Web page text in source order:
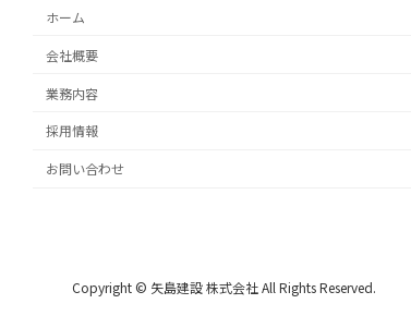
ホーム
会社概要
業務内容
採用情報
お問い合わせ
Copyright © 矢島建設 株式会社 All Rights Reserved.